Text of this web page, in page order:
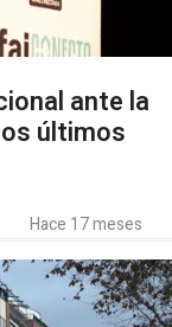
ante la
últimos
Hace 17 meses